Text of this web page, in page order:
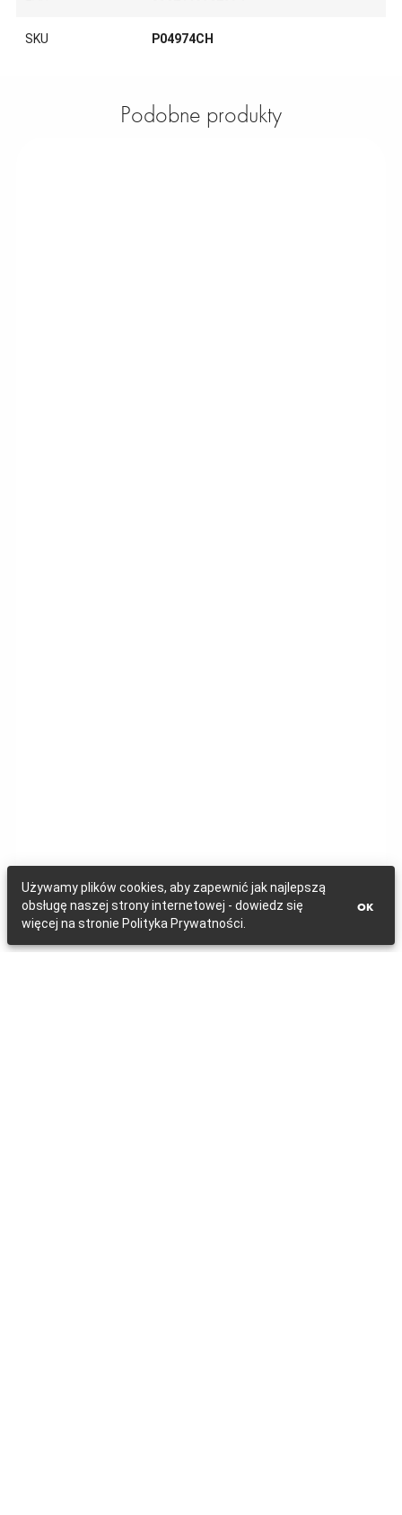
SKU P04974CH
Podobne produkty
Używamy plików cookies, aby zapewnić jak najlepszą
obsługę naszej strony internetowej - dowiedz się
więcej na stronie Polityka Prywatności.
OK